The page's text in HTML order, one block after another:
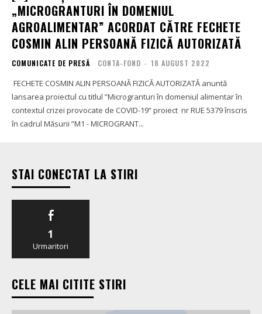
„MICROGRANTURI ÎN DOMENIUL
AGROALIMENTAR” ACORDAT CĂTRE FECHETE
COSMIN ALIN PERSOANĂ FIZICĂ AUTORIZATĂ
COMUNICATE DE PRESĂ CONTA-FOND - 18 AUGUST 2022
FECHETE COSMIN ALIN PERSOANĂ FIZICĂ AUTORIZATĂ anuntă
lansarea proiectul cu titlul ”Microgranturi în domeniul alimentar în
contextul crizei provocate de COVID-19” proiect nr RUE 5379 înscris
în cadrul Măsurii ”M1 - MICROGRANT...
STAI CONECTAT LA STIRI
1
Urmaritori
CELE MAI CITITE STIRI